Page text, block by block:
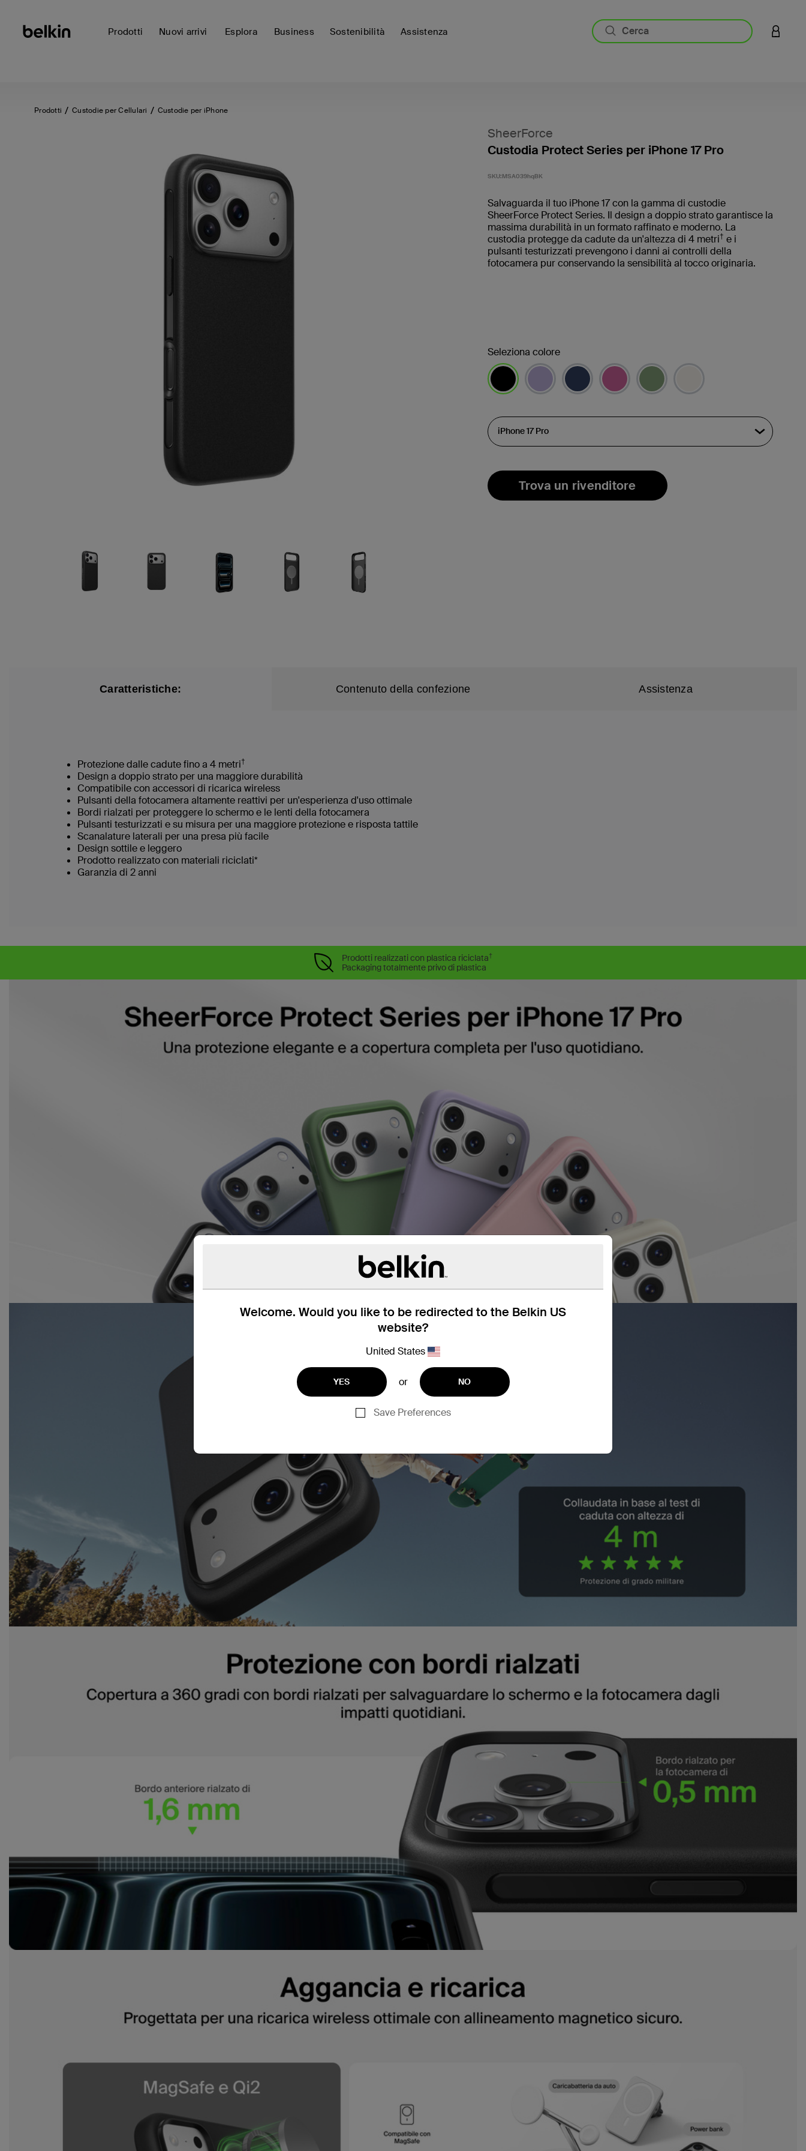
Prodotti Nuovi arrivi Esplora Business Sostenibilità Assistenza
Welcome. Would you like to be redirected to the Belkin US
website?
United States
YES or NO
Save Preferences
Prodotti Custodie per Cellulari Custodie per iPhone
SheerForce
Custodia Protect Series per iPhone 17 Pro
SKU:MSA039hqBK
Salvaguarda il tuo iPhone 17 con la gamma di custodie
SheerForce Protect Series. Il design a doppio strato garantisce la
massima durabilità in un formato raffinato e moderno. La
custodia protegge da cadute da un'altezza di 4 metri† e i
pulsanti testurizzati prevengono i danni ai controlli della
fotocamera pur conservando la sensibilità al tocco originaria.
Seleziona colore
Trova un rivenditore
Caratteristiche: Contenuto della confezione Assistenza
Protezione dalle cadute fino a 4 metri†
Design a doppio strato per una maggiore durabilità
Compatibile con accessori di ricarica wireless
Pulsanti della fotocamera altamente reattivi per un'esperienza d'uso ottimale
Bordi rialzati per proteggere lo schermo e le lenti della fotocamera
Pulsanti testurizzati e su misura per una maggiore protezione e risposta tattile
Scanalature laterali per una presa più facile
Design sottile e leggero
Prodotto realizzato con materiali riciclati*
Garanzia di 2 anni
Prodotti realizzati con plastica riciclata†
Packaging totalmente privo di plastica